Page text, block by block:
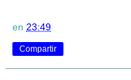
en 23:49
Compartir